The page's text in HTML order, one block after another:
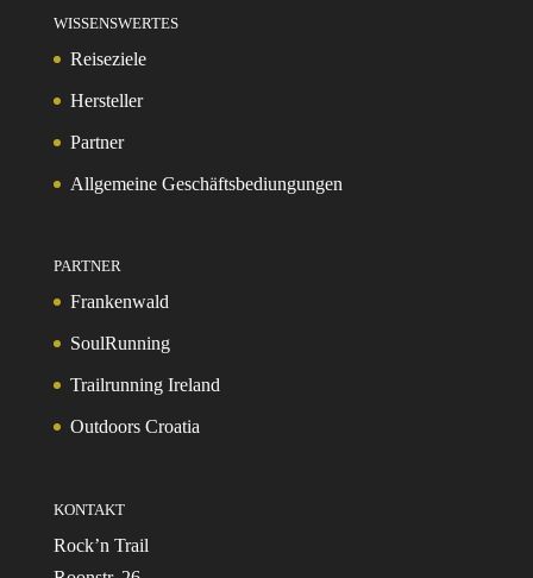
WISSENSWERTES
Reiseziele
Hersteller
Partner
Allgemeine Geschäftsbediungungen
PARTNER
Frankenwald
SoulRunning
Trailrunning Ireland
Outdoors Croatia
KONTAKT
Rock’n Trail